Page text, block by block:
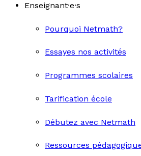
Enseignant·e·s
Pourquoi Netmath?
Essayes nos activités
Programmes scolaires
Tarification école
Débutez avec Netmath
Ressources